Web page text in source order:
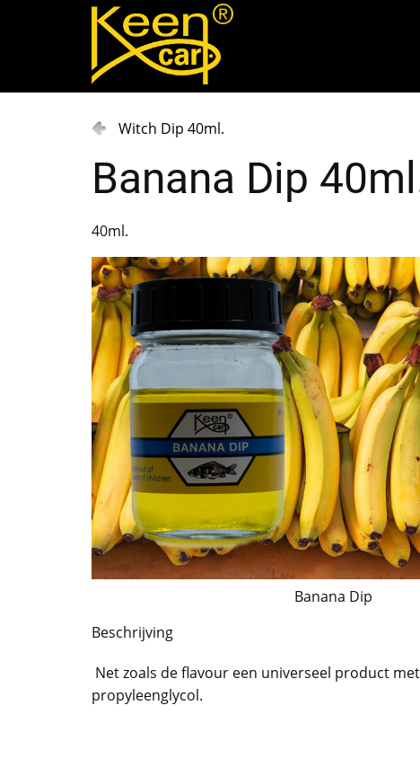
Witch Dip 40ml.
Banana Dip
40ml.
Banana Dip
Beschrijving
Net zoals de flavour een universeel product
propyleenglycol.